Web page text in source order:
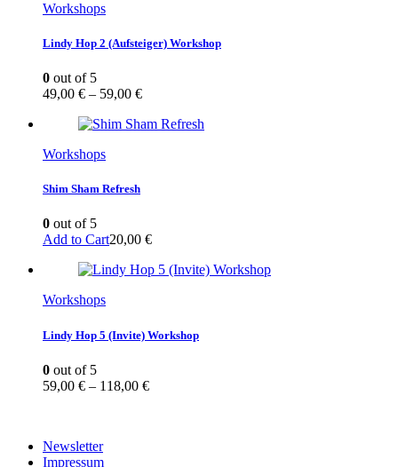
Workshops
Lindy Hop 2 (Aufsteiger) Workshop
0 out of 5
49,00 € – 59,00 €
Workshops
Shim Sham Refresh
0 out of 5
Add to Cart20,00 €
Workshops
Lindy Hop 5 (Invite) Workshop
0 out of 5
59,00 € – 118,00 €
Newsletter
Impressum